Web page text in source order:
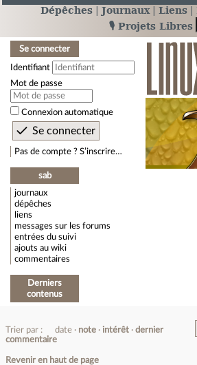
Dépêches Journaux Liens
🎙️ Projets Libres
Se connecter
Identifiant
Mot de passe
Connexion automatique
Pas de compte ? S’inscrire…
sab
journaux
dépêches
liens
messages sur les forums
entrées du suivi
ajouts au wiki
commentaires
Derniers
contenus
Trier par : date note intérêt
dernier
commentaire
Revenir en haut de page